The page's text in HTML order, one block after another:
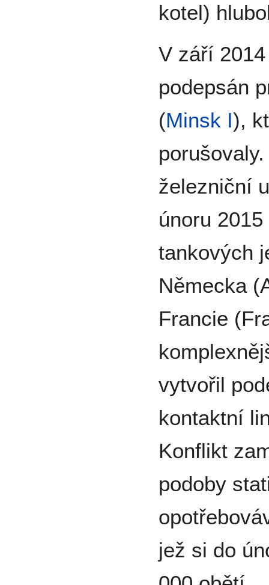
kotel)
V září
podepsán
(Minsk I),
železniční
únoru
tankových
Německa
Francie
vytvořil
kontaktní
Konflikt
podoby
jež si do